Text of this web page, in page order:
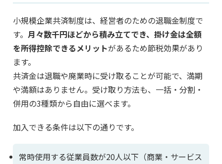
小規模企業共済制度は、経営者のための退職金制度で
す。 月々数千円ほどから積み立てでき、掛け金は全額
を所得控除できるメリットがあるため節税効果があり
ます。
共済金は退職や廃業時に受け取ることが可能で、満期
や満額はありません。受け取り方法も、一括・分割・
併用の3種類から自由に選べます。
加入できる条件は以下の通りです。
常時使用する従業員数が20人以下（商業・サービス